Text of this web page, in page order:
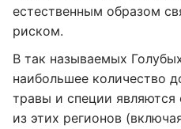
естественным образом
риском.
В так называемых
наибольшее количество
травы и специи
из этих регионов